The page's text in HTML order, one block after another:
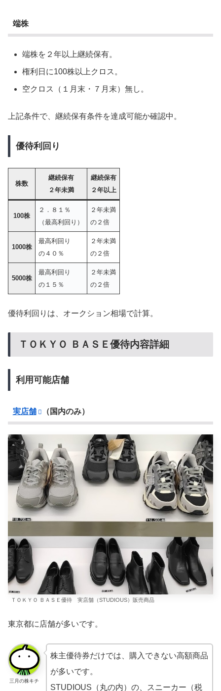
端株
端株を２年以上継続保有。
権利日に100株以上クロス。
空クロス（１月末・７月末）無し。
上記条件で、継続保有条件を達成可能か確認中。
優待利回り
株数
継続保有
２年未満
継続保有
２年以上
100株
２．８１％
（最高利回り）
２年未満
の２倍
1000株
最高利回り
の４０％
２年未満
の２倍
5000株
最高利回り
の１５％
２年未満
の２倍
優待利回りは、オークション相場で計算。
ＴＯＫＹＯ ＢＡＳＥ優待内容詳細
利用可能店舗
実店舗 （国内のみ）
ＴＯＫＹＯ ＢＡＳＥ優待 実店舗（STUDIOUS）販売商品
東京都に店舗が多いです。
三月の株キチ
株主優待券だけでは、購入できない高額商品
が多いです。
STUDIOUS（丸の内）の、スニーカー（税